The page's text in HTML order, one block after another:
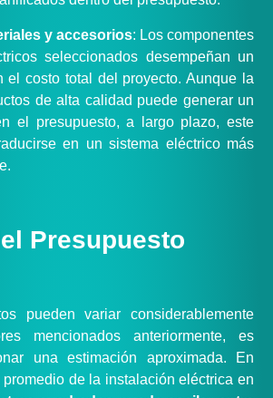
y accesorios: Los componentes
seleccionados desempeñan un
el costo total del proyecto. Aunque la
de alta calidad puede generar un
el presupuesto, a largo plazo, este
en un sistema eléctrico más
Presupuesto
pueden variar considerablemente
mencionados anteriormente, es
una estimación aproximada. En
de la instalación eléctrica en